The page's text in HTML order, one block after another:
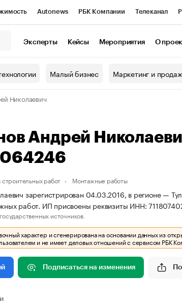
Autonews РБК Компании Телеканал
Эксперты Кейсы Мероприятия О
Малый бизнес Маркетинг и
Николаевич
Андрей
работ Монтажные работы
зарегистрирован 04.03.2016, в регионе —
работ. ИП присвоены реквизиты ИНН:
источников.
характер и сгенерирована на основании данных из
и не имеет деловых отношений с сервисом РБК
Подписаться на изменения